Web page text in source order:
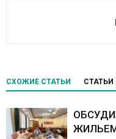
СХОЖИЕ СТАТЬИ СТАТЬИ